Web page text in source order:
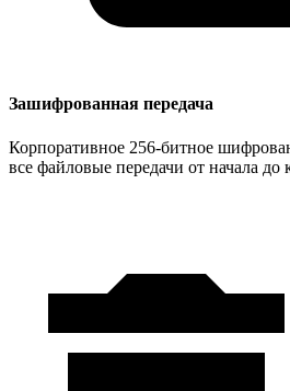
Зашифрованная передача
Корпоративное 256-битное
все файловые передачи от начала до